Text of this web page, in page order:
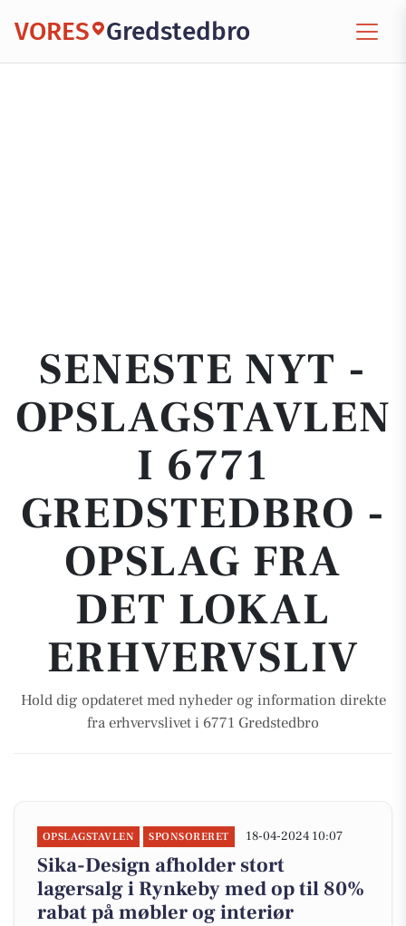
VORES Gredstedbro
SENESTE NYT -
OPSLAGSTAVLEN
I 6771
GREDSTEDBRO -
OPSLAG FRA
DET LOKAL
ERHVERVSLIV
Hold dig opdateret med nyheder og information direkte
fra erhvervslivet i 6771 Gredstedbro
OPSLAGSTAVLEN SPONSORERET 18-04-2024 10:07
Sika-Design afholder stort
lagersalg i Rynkeby med op til 80%
rabat på møbler og interiør